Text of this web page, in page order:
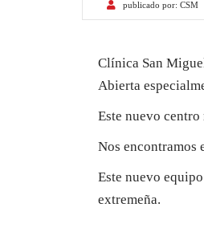
publicado por: CSM
Clínica San
Abierta
Este nuevo centro
Nos encontramos
Este nuevo
extremeña.